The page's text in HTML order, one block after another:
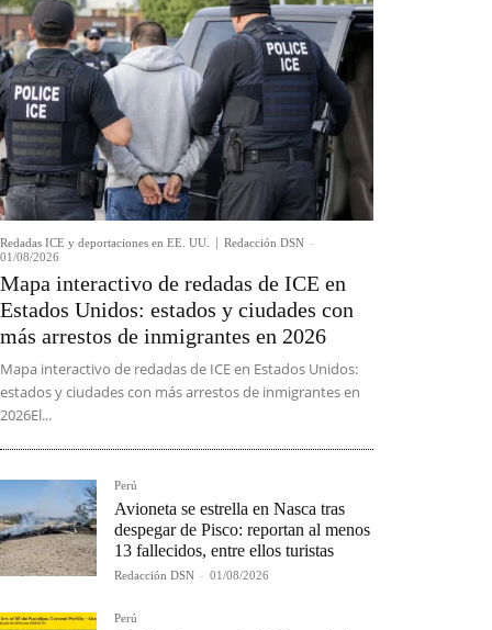
Redadas ICE y deportaciones en EE. UU. Redacción DSN -
01/08/2026
Mapa interactivo de redadas de ICE en
Estados Unidos: estados y ciudades con
más arrestos de inmigrantes en 2026
Mapa interactivo de redadas de ICE en Estados Unidos:
estados y ciudades con más arrestos de inmigrantes en
2026El...
Perú
Avioneta se estrella en Nasca tras
despegar de Pisco: reportan al menos
13 fallecidos, entre ellos turistas
Redacción DSN - 01/08/2026
Perú